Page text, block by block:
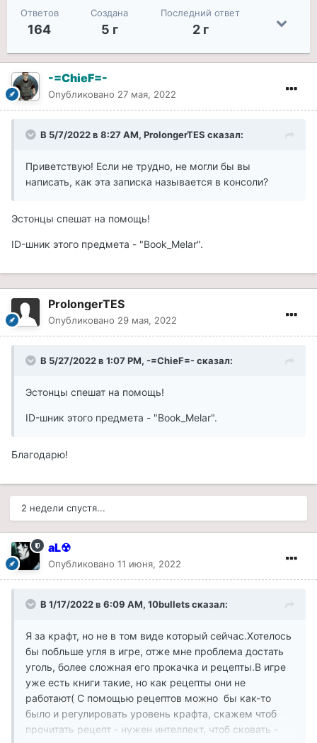
Ответов
164
Создана
5 г
Последний ответ
2 г
-=ChieF=-
Опубликовано 27 мая, 2022
В 5/7/2022 в 8:27 AM, ProlongerTES сказал:
Приветствую! Если не трудно, не могли бы вы
написать, как эта записка называется в консоли?
Эстонцы спешат на помощь!
ID-шник этого предмета - "Book_Melar".
ProlongerTES
Опубликовано 29 мая, 2022
В 5/27/2022 в 1:07 PM, -=ChieF=-сказал:
Эстонцы спешат на помощь!
ID-шник этого предмета - "Book_Melar".
Благодарю!
2 недели спустя...
aL☢
Опубликовано 11 июня, 2022
В 1/17/2022 в 6:09 AM, 10bulletsсказал:
Я за крафт, но не в том виде который сейчас.Хотелось
бы побльше угля в игре, отже мне проблема достать
уголь, более сложная его прокачка и рецепты.В игре
уже есть книги такие, но как рецепты они не
работают( С помощью рецептов можно бы как-то
было и регулировать уровень крафта, скажем чтоб
прочитать рецепт - нужен интеллект, чтоб сковать -